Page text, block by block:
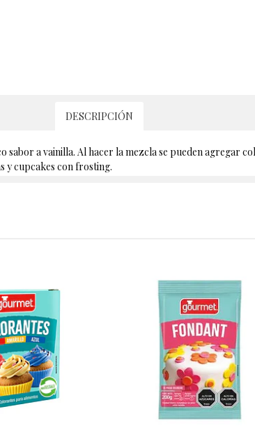
DESCRIPCIÓN
a vainilla. Al hacer la mezcla se pueden agregar
y cupcakes con frosting.